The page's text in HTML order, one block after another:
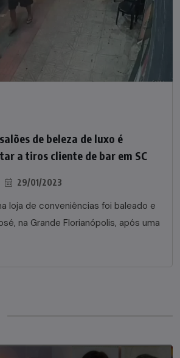
de beleza de luxo é
a tiros cliente de bar em SC
29/01/2023
loja de conveniências foi baleado e
na Grande Florianópolis, após uma